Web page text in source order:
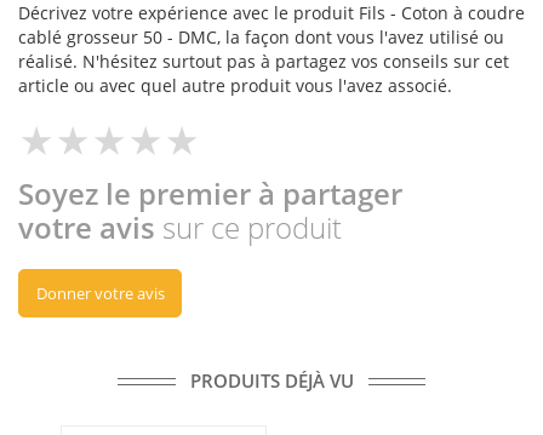
Décrivez votre expérience avec le produit Fils - Coton à coudre
cablé grosseur 50 - DMC, la façon dont vous l'avez utilisé ou
réalisé. N'hésitez surtout pas à partagez vos conseils sur cet
article ou avec quel autre produit vous l'avez associé.
Soyez le premier à partager
votre avis sur ce produit
Donner votre avis
PRODUITS DÉJÀ VU